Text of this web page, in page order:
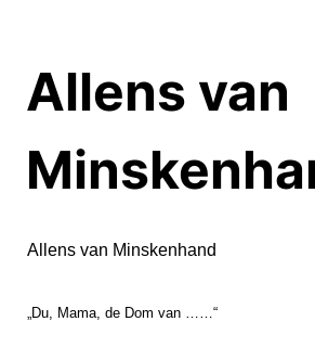
Allens van
Allens van Minskenhand
„Du, Mama, de Dom van ……“